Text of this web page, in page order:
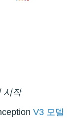
시작
V3 모델